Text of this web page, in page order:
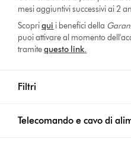
mesi aggiuntivi successivi ai 2
Scopriqui i benefici della
puoi attivare al momento
tramitequesto link.
Filtri
Telecomando e cavo di